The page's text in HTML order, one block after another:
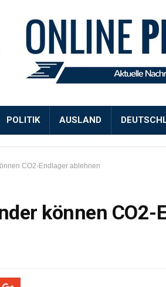
POLITIK AUSLAND
CO2-Endlager ablehnen
können CO2-